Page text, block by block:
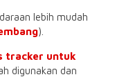
lebih mudah
).
tracker untuk
digunakan dan